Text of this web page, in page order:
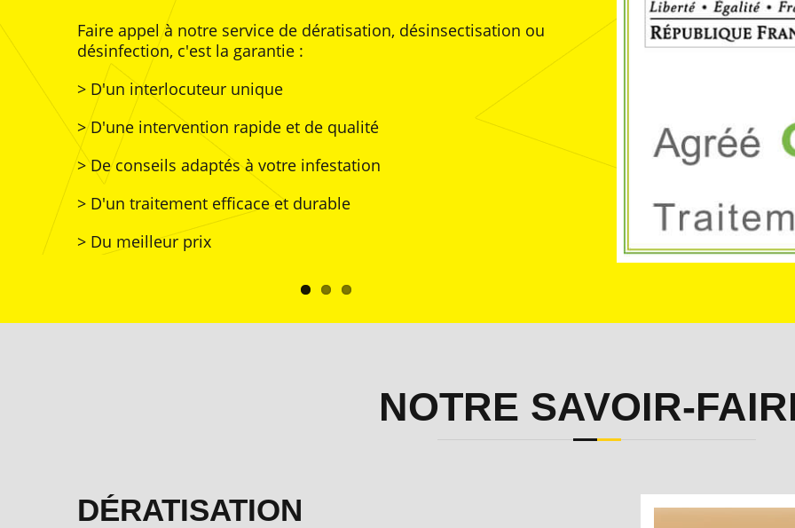
Faire appel à notre service de dératisation, désinsectisation ou
désinfection, c'est la garantie :
> D'un interlocuteur unique
> D'une intervention rapide et de qualité
> De conseils adaptés à votre infestation
> D'un traitement efficace et durable
> Du meilleur prix
7 jours / 7 de 8h30 à 20h00
professionnels et des
DEVIS Gratuit : N'hésitez
tarifs et prix
avons les solutions pour
puces, cafards, souris, rats,
NOTRE SAVOIR-
DÉRATISATION